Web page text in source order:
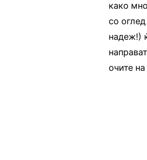
како
со
надеж!)
очите